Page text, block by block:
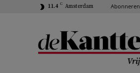
11.4 C Amsterdam Abonneren